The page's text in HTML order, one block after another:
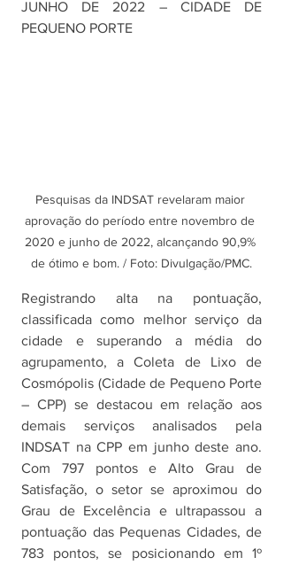
JUNHO DE 2022 – CIDADE DE
PEQUENO PORTE
Pesquisas da INDSAT revelaram maior
aprovação do período entre novembro de
2020 e junho de 2022, alcançando 90,9%
de ótimo e bom. / Foto: Divulgação/PMC.
Registrando alta na pontuação,
classificada como melhor serviço da
cidade e superando a média do
agrupamento, a Coleta de Lixo de
Cosmópolis (Cidade de Pequeno Porte
– CPP) se destacou em relação aos
demais serviços analisados pela
INDSAT na CPP em junho deste ano.
Com 797 pontos e Alto Grau de
Satisfação, o setor se aproximou do
Grau de Excelência e ultrapassou a
pontuação das Pequenas Cidades, de
783 pontos, se posicionando em 1º